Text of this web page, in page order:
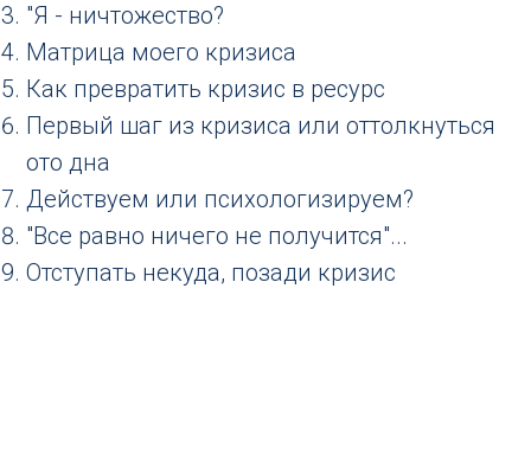
"Я - ничтожество?
Матрица моего кризиса
Как превратить кризис в ресурс
Первый шаг из кризиса или оттолкнуться
ото дна
Действуем или психологизируем?
"Все равно ничего не получится"...
Отступать некуда, позади кризис